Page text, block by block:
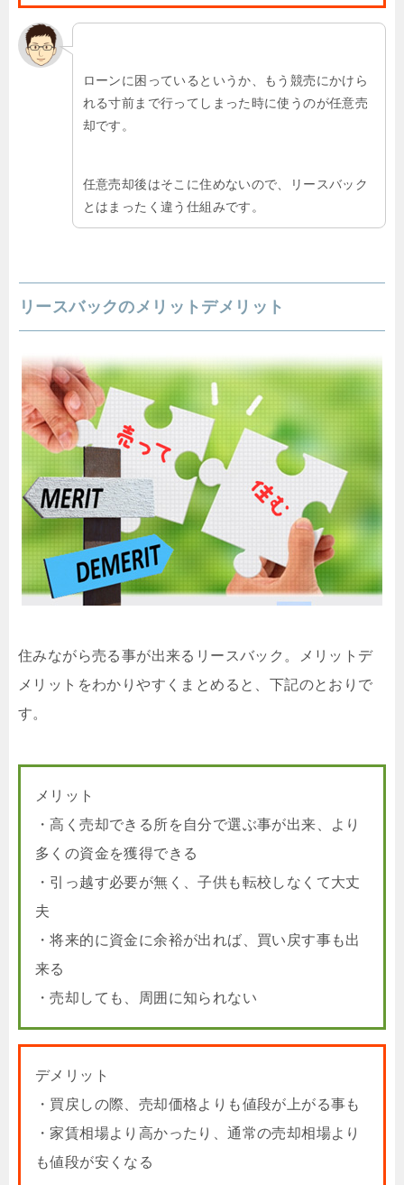
ローンに困っているというか、もう競売にかけら
れる寸前まで行ってしまった時に使うのが任意売
却です。
任意売却後はそこに住めないので、リースバック
とはまったく違う仕組みです。
リースバックのメリットデメリット
住みながら売る事が出来るリースバック。メリットデ
メリットをわかりやすくまとめると、下記のとおりで
す。
メリット
・高く売却できる所を自分で選ぶ事が出来、より
多くの資金を獲得できる
・引っ越す必要が無く、子供も転校しなくて大丈
夫
・将来的に資金に余裕が出れば、買い戻す事も出
来る
・売却しても、周囲に知られない
デメリット
・買戻しの際、売却価格よりも値段が上がる事も
・家賃相場より高かったり、通常の売却相場より
も値段が安くなる